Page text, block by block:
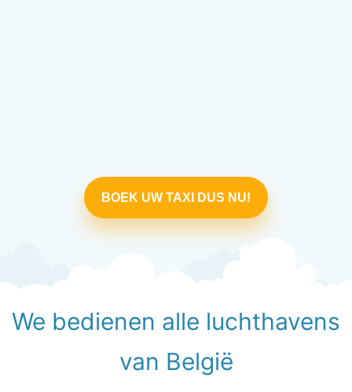
BOEK UW TAXI DUS NU!
We bedienen alle luchthavens
van België